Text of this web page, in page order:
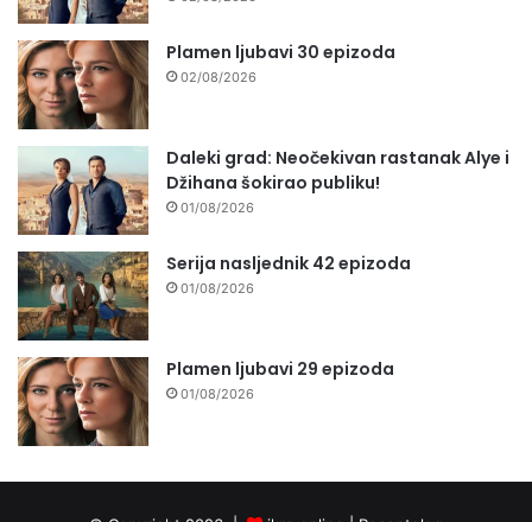
Plamen ljubavi 30 epizoda
02/08/2026
Daleki grad: Neočekivan rastanak Alye i
Džihana šokirao publiku!
01/08/2026
Serija nasljednik 42 epizoda
01/08/2026
Plamen ljubavi 29 epizoda
01/08/2026